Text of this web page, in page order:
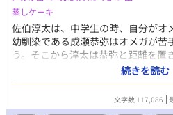
蒸しケーキ
佐伯淳太は、中学生の時、自分がオ
幼馴染である成瀬恭弥はオメガが苦
う。そこから淳太は恭弥と距離を置
のことがずっと好きで、、、 ※「二
人が高校生のときのお話です。どち
みいただけます。二人のことが書
いていきます。お付き合い頂けまし
続きを読む
文字数 117,086